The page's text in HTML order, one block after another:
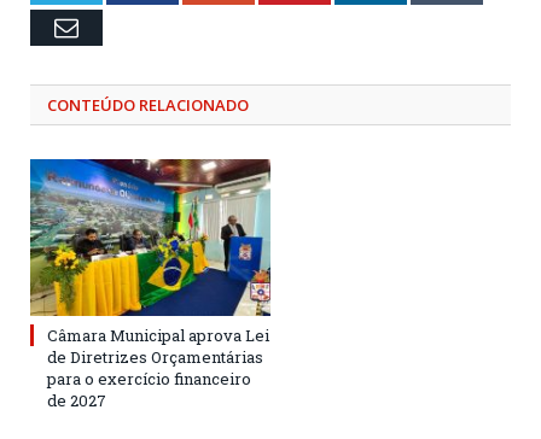
Email
CONTEÚDO RELACIONADO
Câmara Municipal aprova Lei
de Diretrizes Orçamentárias
para o exercício financeiro
de 2027